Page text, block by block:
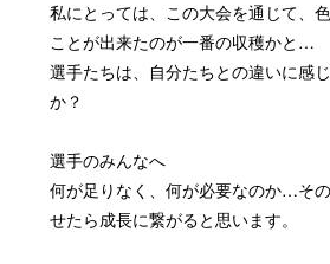
私にとっては、この大会を通じて、
ことが出来たのが一番の収穫かと…
選手たちは、自分たちとの違いに感
か？
選手のみんなへ
何が足りなく、何が必要なのか…そ
せたら成長に繋がると思います。